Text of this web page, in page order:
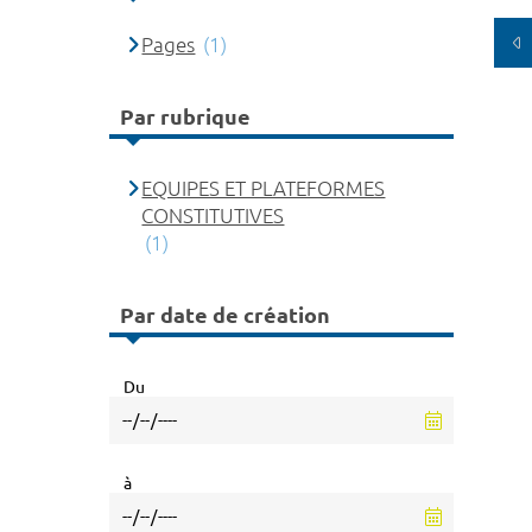
Pages (1)
Par rubrique
EQUIPES ET PLATEFORMES
CONSTITUTIVES
(1)
Par date de création
Du
à